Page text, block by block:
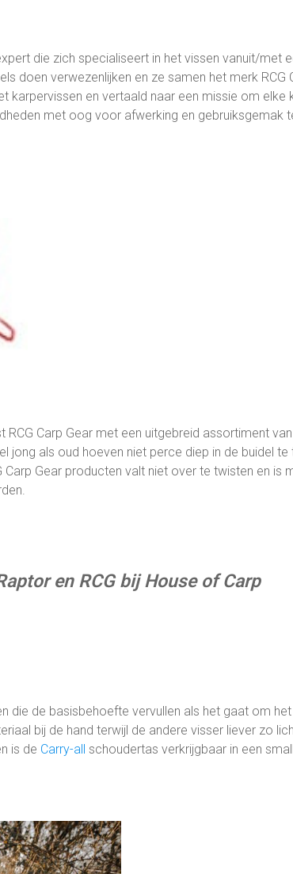
die zich specialiseert in het vissen vanuit/met
doen verwezenlijken en ze samen het merk RCG
karpervissen en vertaald naar een missie om elke
met oog voor afwerking en gebruiksgemak
Carp Gear met een uitgebreid assortiment
als oud hoeven niet perce diep in de buidel te
Gear producten valt niet over te twisten en is
en RCG bij House of Carp
die de basisbehoefte vervullen als het gaat om
bij de hand terwijl de andere visser liever zo
is de Carry-all schoudertas verkrijgbaar in een